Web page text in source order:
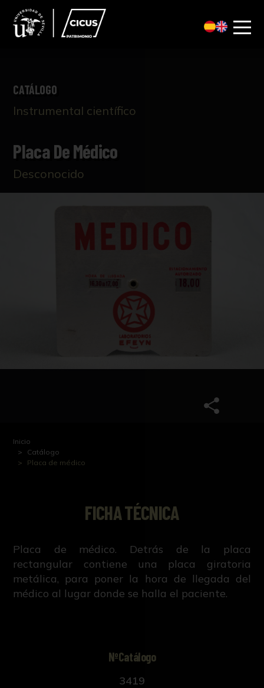
CATÁLOGO
Instrumental científico
Placa De Médico
Desconocido
Inicio
Catálogo
Placa de médico
FICHA TÉCNICA
Placa de médico. Detrás de la placa
rectangular contiene una placa giratoria
metálica, para poner la hora de llegada del
médico al lugar donde se halla el paciente.
NºCatálogo
3419